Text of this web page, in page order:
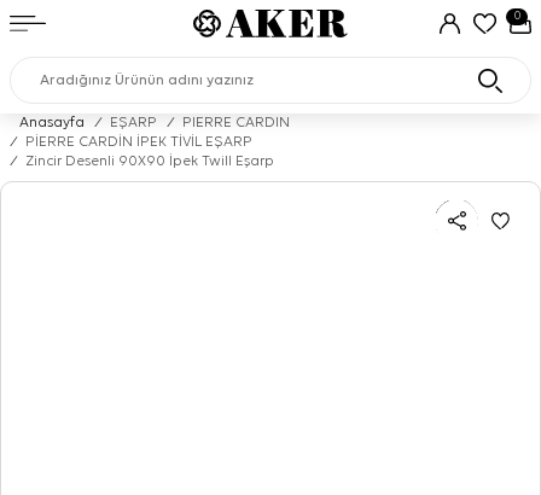
0
Anasayfa / EŞARP /
PIERRE CARDIN
/
PİERRE CARDİN İPEK TİVİL EŞARP
/
Zincir Desenli 90X90 İpek Twill Eşarp